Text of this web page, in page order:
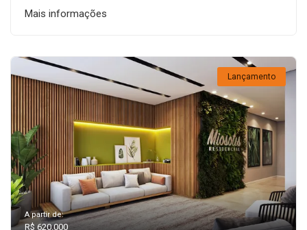
Mais informações
Lançamento
A partir de:
R$ 620.000